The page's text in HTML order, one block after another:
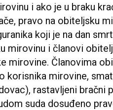
i ako je u braku
pravo na obiteljsku
koji je na dan
mirovinu i članovi
mirovine. Članovima
korisnika mirovine,
rastavljeni bračni
suda dosuđeno